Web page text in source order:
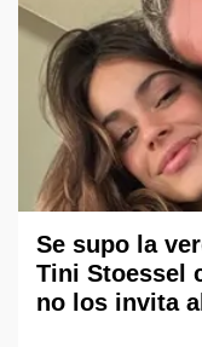
Se supo la
Tini Stoessel
no los invita